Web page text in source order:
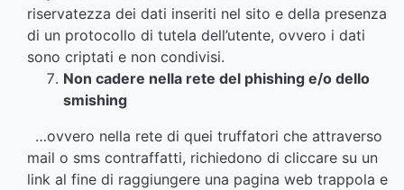
riservatezza dei dati inseriti nel sito e della presenza
di un protocollo di tutela dell’utente, ovvero i dati
sono criptati e non condivisi.
Non cadere nella rete del phishing e/o dello
smishing
…ovvero nella rete di quei truffatori che attraverso
mail o sms contraffatti, richiedono di cliccare su un
link al fine di raggiungere una pagina web trappola e